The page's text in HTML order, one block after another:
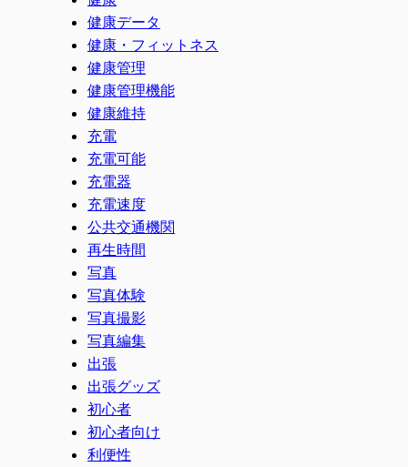
健康データ
健康・フィットネス
健康管理
健康管理機能
健康維持
充電
充電可能
充電器
充電速度
公共交通機関
再生時間
写真
写真体験
写真撮影
写真編集
出張
出張グッズ
初心者
初心者向け
利便性